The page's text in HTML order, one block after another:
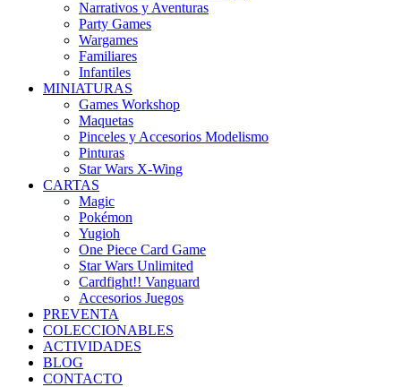
Narrativos y Aventuras
Party Games
Wargames
Familiares
Infantiles
MINIATURAS
Games Workshop
Maquetas
Pinceles y Accesorios Modelismo
Pinturas
Star Wars X-Wing
CARTAS
Magic
Pokémon
Yugioh
One Piece Card Game
Star Wars Unlimited
Cardfight!! Vanguard
Accesorios Juegos
PREVENTA
COLECCIONABLES
ACTIVIDADES
BLOG
CONTACTO